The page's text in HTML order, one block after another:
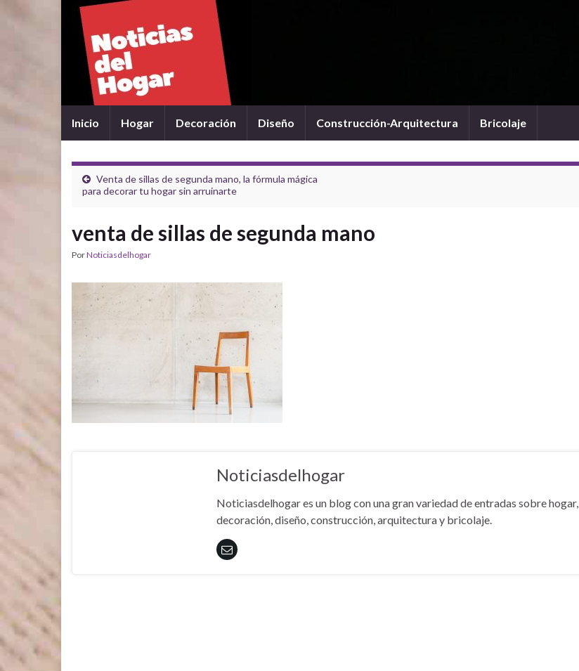
Inicio Hogar Decoración Diseño Construcción-Arquitectura Bricolaje
Venta de sillas de segunda mano, la fórmula mágica
para decorar tu hogar sin arruinarte
venta de sillas de segunda mano
PorNoticiasdelhogar
Noticiasdelhogar
Noticiasdelhogar es un blog con una gran variedad de entradas sobre hogar,
decoración, diseño, construcción, arquitectura y bricolaje.